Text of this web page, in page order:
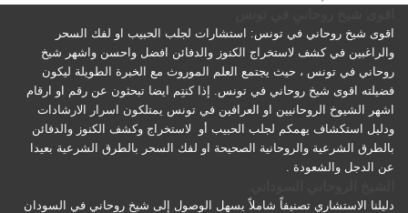
اقوى شيخ روحاني في تونس: استشارات لجلب الحبيب او لفك السحر
والراغبين في كشف لاستخراج الكنوز والدفائن افضل واحسن واشهر شيخ
روحاني في تونس ، حيث يجتمع العلم الموروث مع الخبرة الطويلة ليكون
فضيلته اقوى شيخ روحاني في تونس. إذا كنتِم ايضا تبحثون عن رقم او ارقام
اشهر الشيوخ الروحانيين او العرافين في تونس يمتلكون اسرار الارشادات
ودليل استكشاف يهمكم لجلب الحبيب أو لاستخراج وكشف الكنوز والدفائن
بالطرق الشرعية والروحانية الصحيحة او لفك السحر بالطرق الشرعية بعيدا
عن الدجل والشعودة .
دليلنا الاستشاري تصنيفاً شاملاً يسهل الوصول إلى شيخ روحاني في السودان